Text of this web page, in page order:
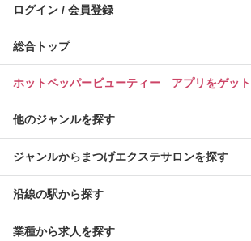
ログイン / 会員登録
総合トップ
ホットペッパービューティー アプリをゲット
他のジャンルを探す
ジャンルからまつげエクステサロンを探す
沿線の駅から探す
業種から求人を探す